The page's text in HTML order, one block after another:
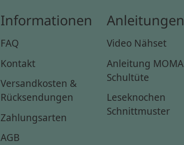
Informationen
FAQ
Kontakt
Versandkosten &
Rücksendungen
Zahlungsarten
AGB
Anleitungen
Video Nähset
Anleitung MOMA
Schultüte
Leseknochen
Schnittmuster